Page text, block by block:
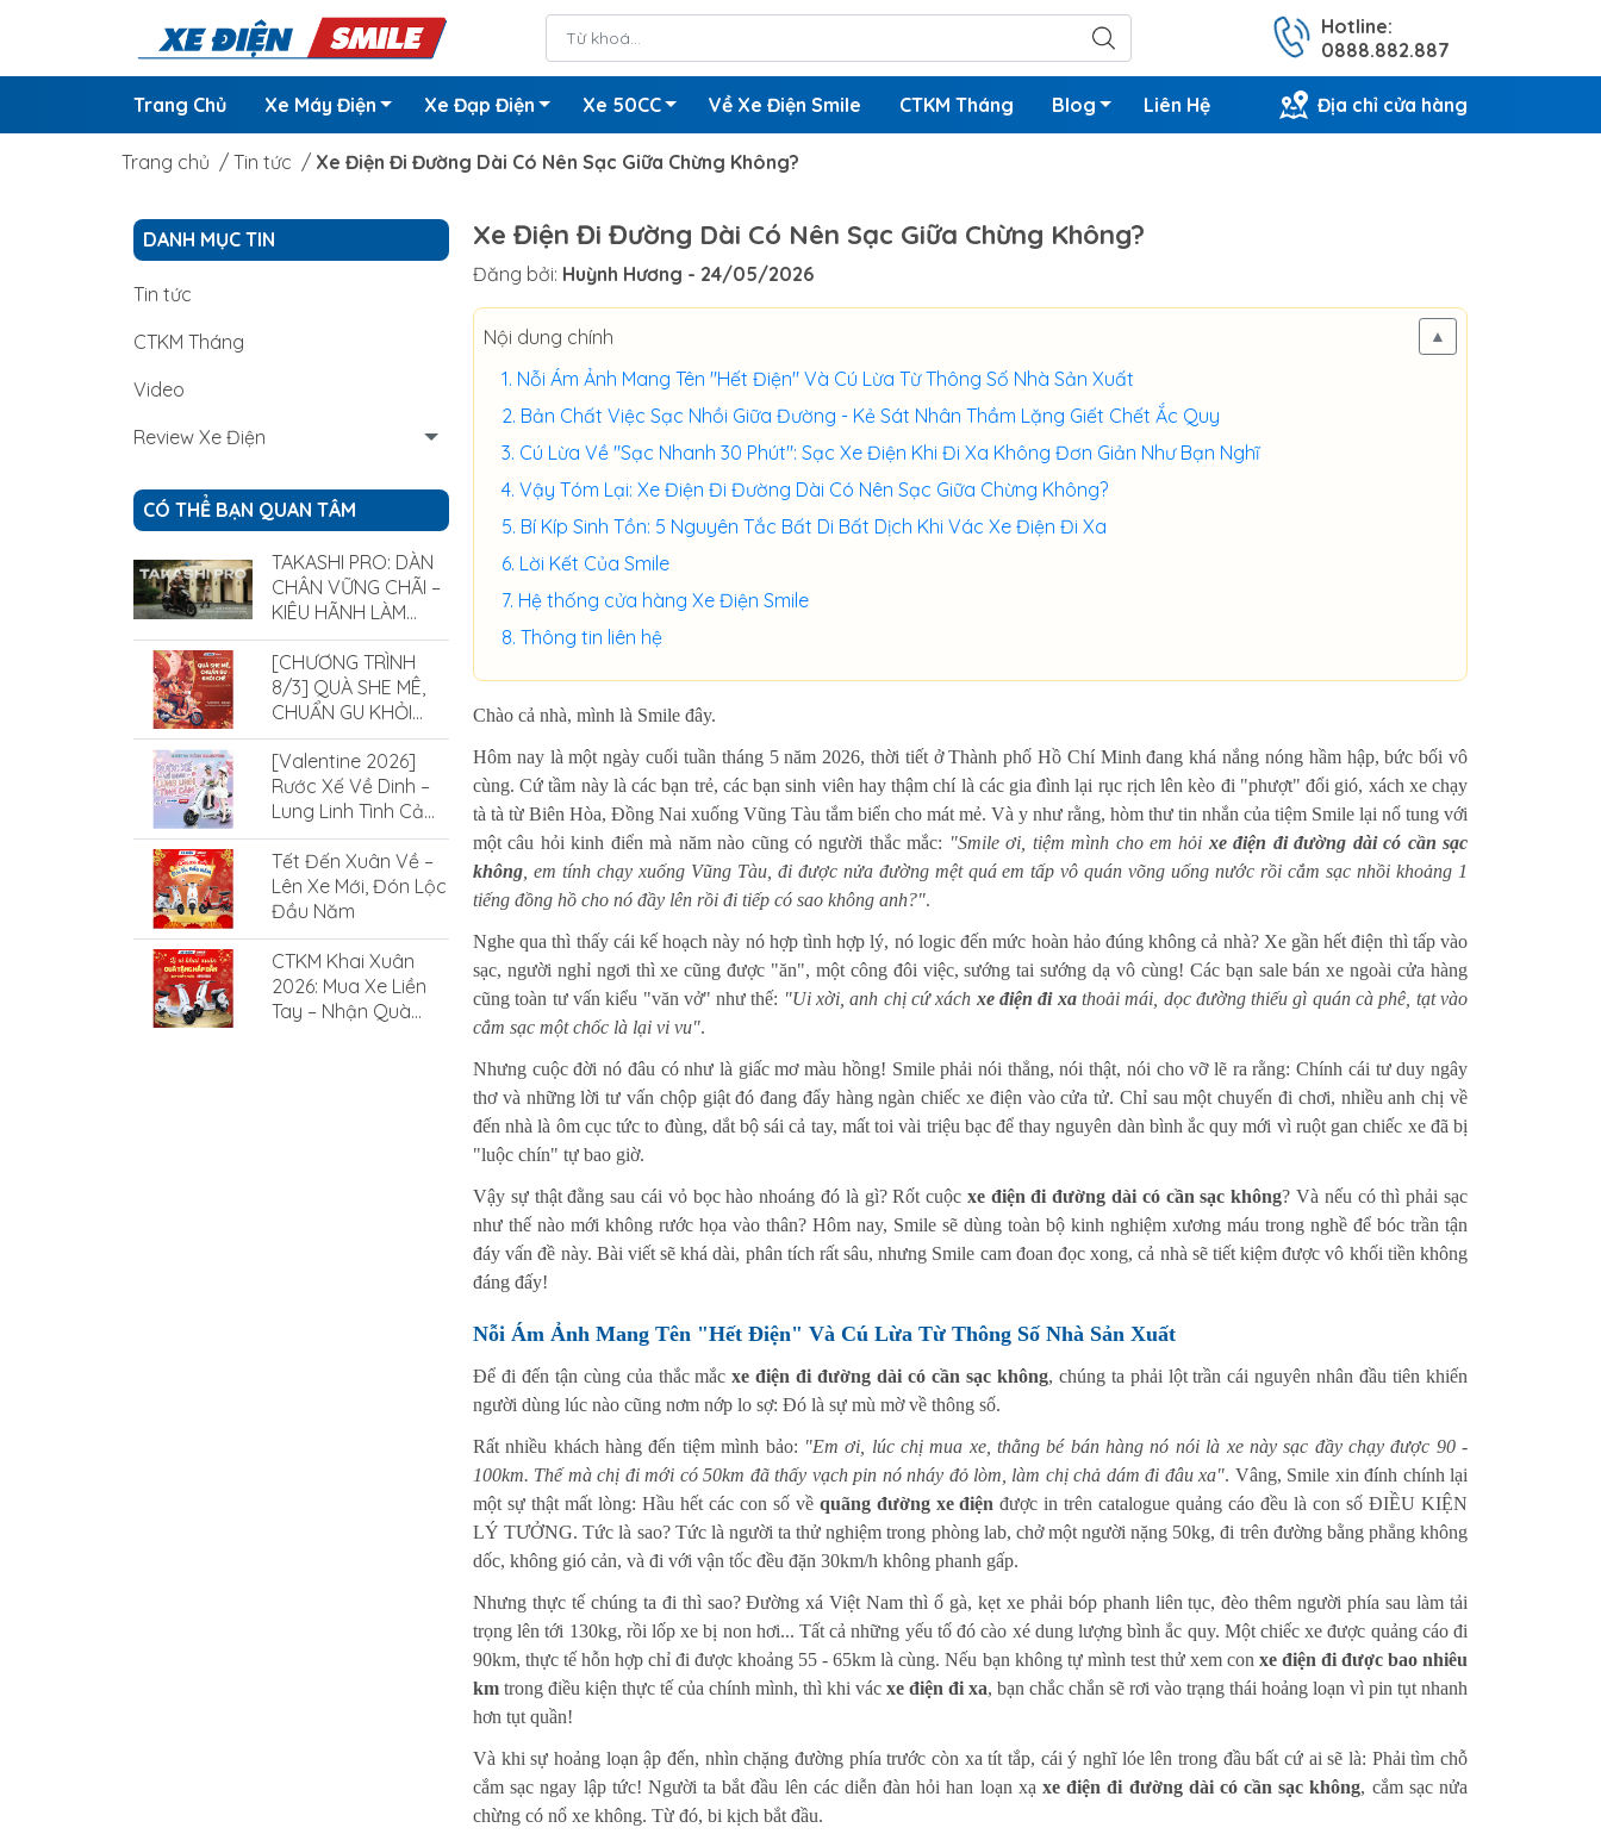
Hotline:
0888.882.887
Trang Chủ Xe Máy Điện Xe Đạp Điện Xe 50CC Về Xe Điện Smile CTKM Tháng Blog Liên Hệ Địa chỉ cửa hàng
Trang chủ / Tin tức / Xe Điện Đi Đường Dài Có Nên Sạc Giữa Chừng Không?
Xe Điện Đi Đường Dài Có Nên Sạc Giữa Chừng Không?
Đăng bởi: Huỳnh Hương - 24/05/2026
Nội dung chính ▲
Nỗi Ám Ảnh Mang Tên "Hết Điện" Và Cú Lừa Từ Thông Số Nhà Sản Xuất
Bản Chất Việc Sạc Nhồi Giữa Đường - Kẻ Sát Nhân Thầm Lặng Giết Chết Ắc Quy
Cú Lừa Về "Sạc Nhanh 30 Phút": Sạc Xe Điện Khi Đi Xa Không Đơn Giản Như Bạn Nghĩ
Vậy Tóm Lại: Xe Điện Đi Đường Dài Có Nên Sạc Giữa Chừng Không?
Bí Kíp Sinh Tồn: 5 Nguyên Tắc Bất Di Bất Dịch Khi Vác Xe Điện Đi Xa
Lời Kết Của Smile
Hệ thống cửa hàng Xe Điện Smile
Thông tin liên hệ
Chào cả nhà, mình là Smile đây.
Hôm nay là một ngày cuối tuần tháng 5 năm 2026, thời tiết ở Thành phố Hồ Chí Minh đang khá nắng nóng hầm hập, bức bối vô
cùng. Cứ tầm này là các bạn trẻ, các bạn sinh viên hay thậm chí là các gia đình lại rục rịch lên kèo đi "phượt" đổi gió, xách xe chạy
tà tà từ Biên Hòa, Đồng Nai xuống Vũng Tàu tắm biển cho mát mẻ. Và y như rằng, hòm thư tin nhắn của tiệm Smile lại nổ tung với
một câu hỏi kinh điển mà năm nào cũng có người thắc mắc: "Smile ơi, tiệm mình cho em hỏi xe điện đi đường dài có cần sạc
không , em tính chạy xuống Vũng Tàu, đi được nửa đường mệt quá em tấp vô quán võng uống nước rồi cắm sạc nhồi khoảng 1
tiếng đồng hồ cho nó đầy lên rồi đi tiếp có sao không anh?".
Nghe qua thì thấy cái kế hoạch này nó hợp tình hợp lý, nó logic đến mức hoàn hảo đúng không cả nhà? Xe gần hết điện thì tấp vào
sạc, người nghỉ ngơi thì xe cũng được "ăn", một công đôi việc, sướng tai sướng dạ vô cùng! Các bạn sale bán xe ngoài cửa hàng
cũng toàn tư vấn kiểu "văn vở" như thế: "Ui xời, anh chị cứ xách xe điện đi xathoải mái, dọc đường thiếu gì quán cà phê, tạt vào
cắm sạc một chốc là lại vi vu".
Nhưng cuộc đời nó đâu có như là giấc mơ màu hồng! Smile phải nói thẳng, nói thật, nói cho vỡ lẽ ra rằng: Chính cái tư duy ngây
thơ và những lời tư vấn chộp giật đó đang đẩy hàng ngàn chiếc xe điện vào cửa tử. Chỉ sau một chuyến đi chơi, nhiều anh chị về
đến nhà là ôm cục tức to đùng, dắt bộ sái cả tay, mất toi vài triệu bạc để thay nguyên dàn bình ắc quy mới vì ruột gan chiếc xe đã bị
"luộc chín" tự bao giờ.
Vậy sự thật đằng sau cái vỏ bọc hào nhoáng đó là gì? Rốt cuộc xe điện đi đường dài có cần sạc không? Và nếu có thì phải sạc
như thế nào mới không rước họa vào thân? Hôm nay, Smile sẽ dùng toàn bộ kinh nghiệm xương máu trong nghề để bóc trần tận
đáy vấn đề này. Bài viết sẽ khá dài, phân tích rất sâu, nhưng Smile cam đoan đọc xong, cả nhà sẽ tiết kiệm được vô khối tiền không
đáng đấy!
Nỗi Ám Ảnh Mang Tên "Hết Điện" Và Cú Lừa Từ Thông Số Nhà Sản Xuất
Để đi đến tận cùng của thắc mắcxe điện đi đường dài có cần sạc không, chúng ta phải lột trần cái nguyên nhân đầu tiên khiến
người dùng lúc nào cũng nơm nớp lo sợ: Đó là sự mù mờ về thông số.
Rất nhiều khách hàng đến tiệm mình bảo: "Em ơi, lúc chị mua xe, thằng bé bán hàng nó nói là xe này sạc đầy chạy được 90 -
100km. Thế mà chị đi mới có 50km đã thấy vạch pin nó nháy đỏ lòm, làm chị chả dám đi đâu xa". Vâng, Smile xin đính chính lại
một sự thật mất lòng: Hầu hết các con số về quãng đường xe điện được in trên catalogue quảng cáo đều là con số ĐIỀU KIỆN
LÝ TƯỞNG. Tức là sao? Tức là người ta thử nghiệm trong phòng lab, chở một người nặng 50kg, đi trên đường bằng phẳng không
dốc, không gió cản, và đi với vận tốc đều đặn 30km/h không phanh gấp.
Nhưng thực tế chúng ta đi thì sao? Đường xá Việt Nam thì ổ gà, kẹt xe phải bóp phanh liên tục, đèo thêm người phía sau làm tải
trọng lên tới 130kg, rồi lốp xe bị non hơi... Tất cả những yếu tố đó cào xé dung lượng bình ắc quy. Một chiếc xe được quảng cáo đi
90km, thực tế hỗn hợp chỉ đi được khoảng 55 - 65km là cùng. Nếu bạn không tự mình test thử xem con xe điện đi được bao nhiêu
km trong điều kiện thực tế của chính mình, thì khi vác xe điện đi xa, bạn chắc chắn sẽ rơi vào trạng thái hoảng loạn vì pin tụt nhanh
hơn tụt quần!
Và khi sự hoảng loạn ập đến, nhìn chặng đường phía trước còn xa tít tắp, cái ý nghĩ lóe lên trong đầu bất cứ ai sẽ là: Phải tìm chỗ
cắm sạc ngay lập tức! Người ta bắt đầu lên các diễn đàn hỏi han loạn xạxe điện đi đường dài có cần sạc không, cắm sạc nửa
chừng có nổ xe không. Từ đó, bi kịch bắt đầu.
DANH MỤC TIN
Tin tức
CTKM Tháng
Video
Review Xe Điện
CÓ THỂ BẠN QUAN TÂM
TAKASHI PRO: DÀN
CHÂN VỮNG CHÃI –
KIÊU HÃNH LÀM
CHỦ MỌI ĐỊA HÌNH
[CHƯƠNG TRÌNH
8/3] QUÀ SHE MÊ,
CHUẨN GU KHỎI
CHÊ CÙNG XE ĐIỆN
SMILE
[Valentine 2026]
Rước Xế Về Dinh –
Lung Linh Tình Cảm
Cùng Xe Điện Smile
Tết Đến Xuân Về –
Lên Xe Mới, Đón Lộc
Đầu Năm
CTKM Khai Xuân
2026: Mua Xe Liền
Tay – Nhận Quà